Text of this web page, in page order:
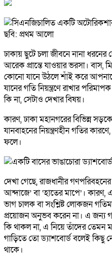
ঢাকায় ছুটে চলা জীবনে নানা
আরেক প্রান্তে যাওয়ার ভরসা। বাস,
কোনো যানে উঠলে শাঁই করে
যানের গতি নিয়ন্ত্রণে রাখার
কি না, সেটাও দেখার বিষয়।
কারণ, ঢাকা মহানগরের বিভিন্ন
যানবাহনের নিয়ন্ত্রণহীন গতির
ফলে।
দেখা গেছে, রাজধানীর
আন্দাজে’ বা ‘হাতের মাপে’।
ভাগ চালক বা সংশ্লিষ্ট লোকজন
প্রয়োজন অনুভব করেন না। এ জন্য
কি থাকল না, এ নিয়ে তাঁদের
গাড়িতে তো ড্যাশবোর্ড বলেই কিছু
থাকে।